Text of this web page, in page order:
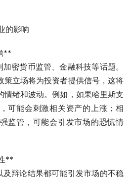
的影响
**
策立场将为投资者提供信号，这将
情绪和波动。例如，如果哈里斯支
可能会刺激相关资产的上涨；相
监管，可能会引发市场的恐慌情
**